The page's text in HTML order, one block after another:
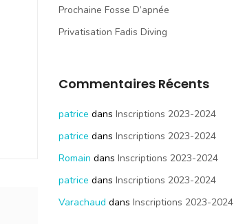
Prochaine Fosse D’apnée
Privatisation Fadis Diving
Commentaires Récents
patrice dans Inscriptions 2023-2024
patrice dans Inscriptions 2023-2024
Romain dans Inscriptions 2023-2024
patrice dans Inscriptions 2023-2024
Varachaud dans Inscriptions 2023-2024